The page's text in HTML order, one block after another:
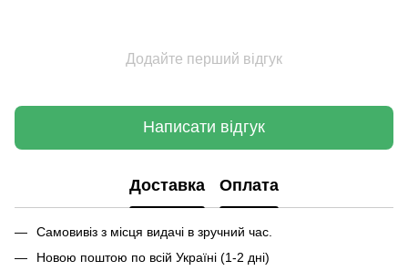
Додайте перший відгук
Написати відгук
Доставка Оплата
Самовивіз з місця видачі в зручний час.
Новою поштою по всій Україні (1-2 дні)